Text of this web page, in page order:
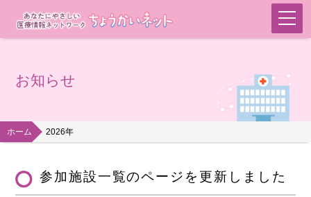
お知らせ
ホーム 2026年
参加施設一覧のページを更新しました